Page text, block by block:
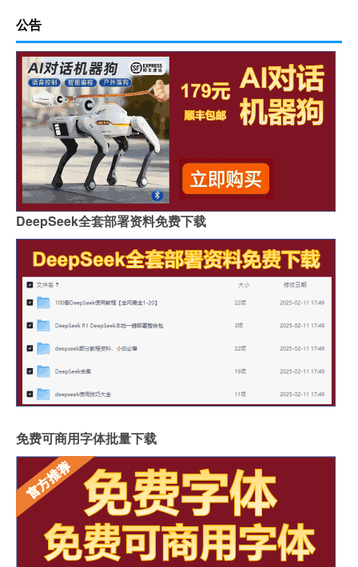
公告
DeepSeek全套部署资料免费下载
免费可商用字体批量下载